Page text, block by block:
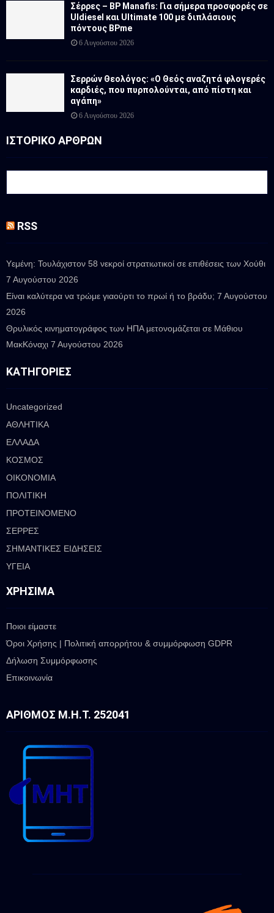
Σέρρες – BP Manafis: Για σήμερα προσφορές σε
Uldiesel και Ultimate 100 με διπλάσιους
πόντους BPme
6 Αυγούστου 2026
Σερρών Θεολόγος: «Ο Θεός αναζητά φλογερές
καρδιές, που πυρπολούνται, από πίστη και
αγάπη»
6 Αυγούστου 2026
ΙΣΤΟΡΙΚΟ ΑΡΘΡΩΝ
RSS
Υεμένη: Τουλάχιστον 58 νεκροί στρατιωτικοί σε επιθέσεις των Χούθι
7 Αυγούστου 2026
Είναι καλύτερα να τρώμε γιαούρτι το πρωί ή το βράδυ; 7 Αυγούστου
2026
Θρυλικός κινηματογράφος των ΗΠΑ μετονομάζεται σε Μάθιου
ΜακΚόναχι 7 Αυγούστου 2026
ΚΑΤΗΓΟΡΊΕΣ
Uncategorized
ΑΘΛΗΤΙΚΑ
ΕΛΛΑΔΑ
ΚΟΣΜΟΣ
ΟΙΚΟΝΟΜΙΑ
ΠΟΛΙΤΙΚΗ
ΠΡΟΤΕΙΝΟΜΕΝΟ
ΣΕΡΡΕΣ
ΣΗΜΑΝΤΙΚΕΣ ΕΙΔΗΣΕΙΣ
ΥΓΕΙΑ
ΧΡΉΣΙΜΑ
Ποιοι είμαστε
Όροι Χρήσης | Πολιτική απορρήτου & συμμόρφωση GDPR
Δήλωση Συμμόρφωσης
Επικοινωνία
ΑΡΙΘΜΌΣ Μ.Η.Τ. 252041